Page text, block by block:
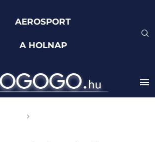
AEROSPORT
A HOLNAP